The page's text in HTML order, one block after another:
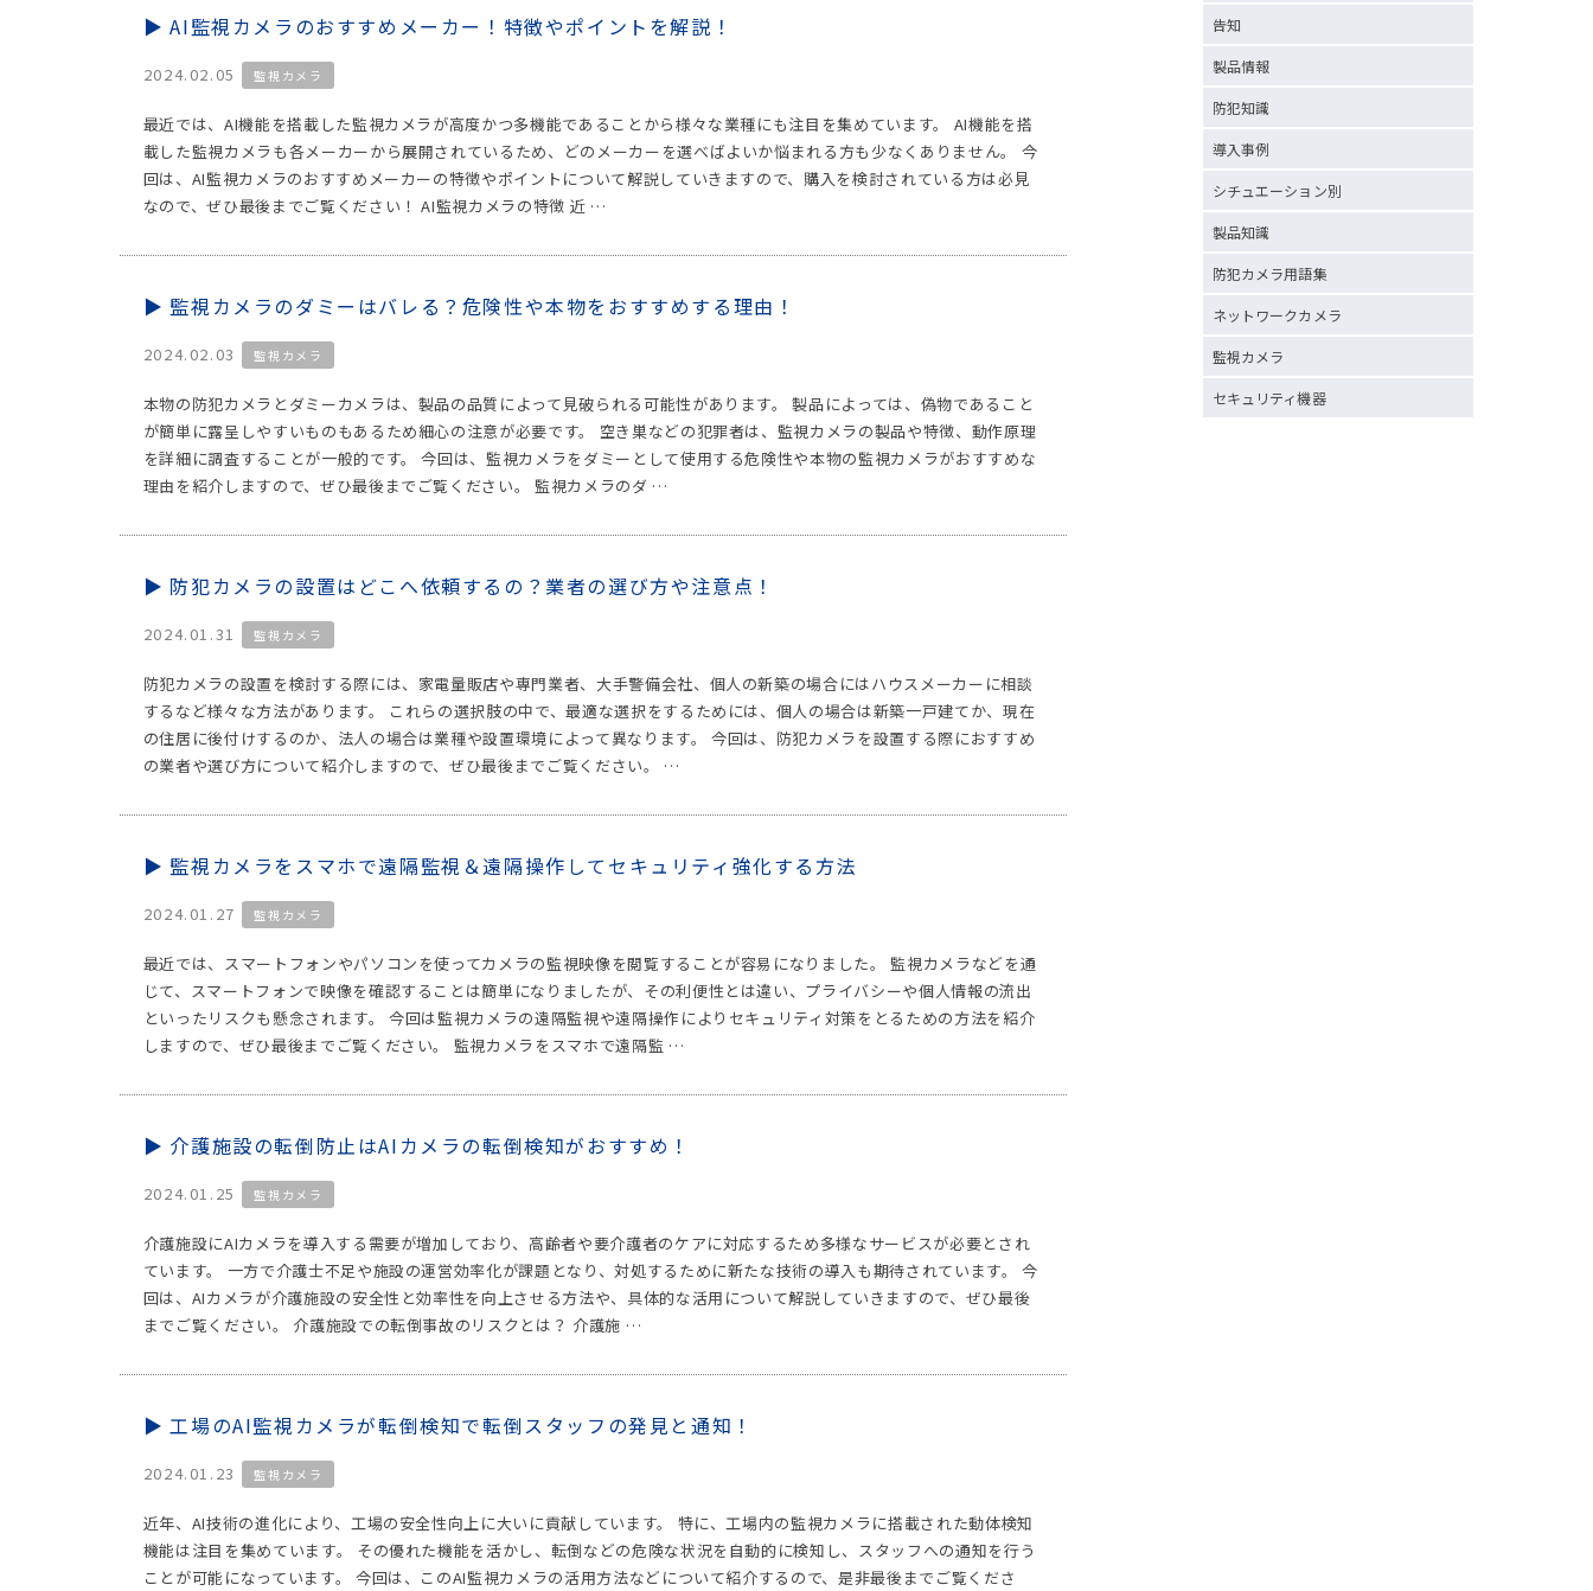
AI監視カメラのおすすめメーカー！特徴やポイントを解説！
2024.02.05 監視カメラ
最近では、AI機能を搭載した監視カメラが高度かつ多機能であることから様々な業種にも注目を集めています。 AI機能を搭
載した監視カメラも各メーカーから展開されているため、どのメーカーを選べばよいか悩まれる方も少なくありません。 今
回は、AI監視カメラのおすすめメーカーの特徴やポイントについて解説していきますので、購入を検討されている方は必見
なので、ぜひ最後までご覧ください！ AI監視カメラの特徴 近 …
監視カメラのダミーはバレる？危険性や本物をおすすめする理由！
2024.02.03 監視カメラ
本物の防犯カメラとダミーカメラは、製品の品質によって見破られる可能性があります。 製品によっては、偽物であること
が簡単に露呈しやすいものもあるため細心の注意が必要です。 空き巣などの犯罪者は、監視カメラの製品や特徴、動作原理
を詳細に調査することが一般的です。 今回は、監視カメラをダミーとして使用する危険性や本物の監視カメラがおすすめな
理由を紹介しますので、ぜひ最後までご覧ください。 監視カメラのダ …
防犯カメラの設置はどこへ依頼するの？業者の選び方や注意点！
2024.01.31 監視カメラ
防犯カメラの設置を検討する際には、家電量販店や専門業者、大手警備会社、個人の新築の場合にはハウスメーカーに相談
するなど様々な方法があります。 これらの選択肢の中で、最適な選択をするためには、個人の場合は新築一戸建てか、現在
の住居に後付けするのか、法人の場合は業種や設置環境によって異なります。 今回は、防犯カメラを設置する際におすすめ
の業者や選び方について紹介しますので、ぜひ最後までご覧ください。 …
監視カメラをスマホで遠隔監視＆遠隔操作してセキュリティ強化する方法
2024.01.27 監視カメラ
最近では、スマートフォンやパソコンを使ってカメラの監視映像を閲覧することが容易になりました。 監視カメラなどを通
じて、スマートフォンで映像を確認することは簡単になりましたが、その利便性とは違い、プライバシーや個人情報の流出
といったリスクも懸念されます。 今回は監視カメラの遠隔監視や遠隔操作によりセキュリティ対策をとるための方法を紹介
しますので、ぜひ最後までご覧ください。 監視カメラをスマホで遠隔監 …
介護施設の転倒防止はAIカメラの転倒検知がおすすめ！
2024.01.25 監視カメラ
介護施設にAIカメラを導入する需要が増加しており、高齢者や要介護者のケアに対応するため多様なサービスが必要とされ
ています。 一方で介護士不足や施設の運営効率化が課題となり、対処するために新たな技術の導入も期待されています。 今
回は、AIカメラが介護施設の安全性と効率性を向上させる方法や、具体的な活用について解説していきますので、ぜひ最後
までご覧ください。 介護施設での転倒事故のリスクとは？ 介護施 …
工場のAI監視カメラが転倒検知で転倒スタッフの発見と通知！
2024.01.23 監視カメラ
近年、AI技術の進化により、工場の安全性向上に大いに貢献しています。 特に、工場内の監視カメラに搭載された動体検知
機能は注目を集めています。 その優れた機能を活かし、転倒などの危険な状況を自動的に検知し、スタッフへの通知を行う
ことが可能になっています。 今回は、このAI監視カメラの活用方法などについて紹介するので、是非最後までご覧くださ
告知
製品情報
防犯知識
導入事例
シチュエーション別
製品知識
防犯カメラ用語集
ネットワークカメラ
監視カメラ
セキュリティ機器